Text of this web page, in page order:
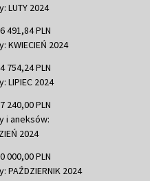
LUTY 2024
491,84 PLN
KWIECIEŃ 2024
754,24 PLN
LIPIEC 2024
240,00 PLN
i aneksów:
2024
000,00 PLN
2024